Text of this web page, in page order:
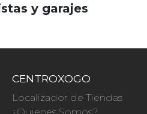
y garajes
CENTROXOGO
Localizador de Tiendas